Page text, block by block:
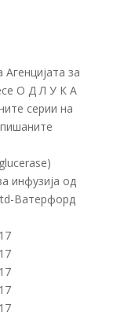
за
О Д Л У К А
серии на
инфузија од
Ватерфорд